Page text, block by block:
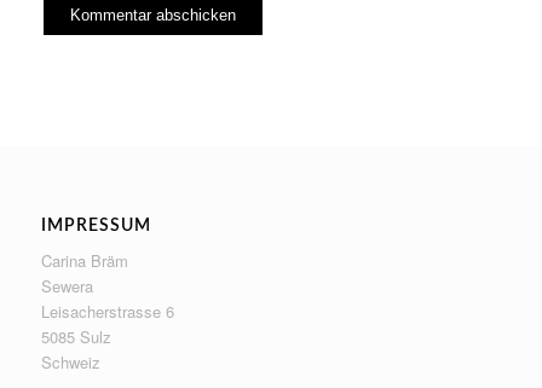
IMPRESSUM
Carina Bräm
Sewera
Leisacherstrasse 6
5085 Sulz
Schweiz